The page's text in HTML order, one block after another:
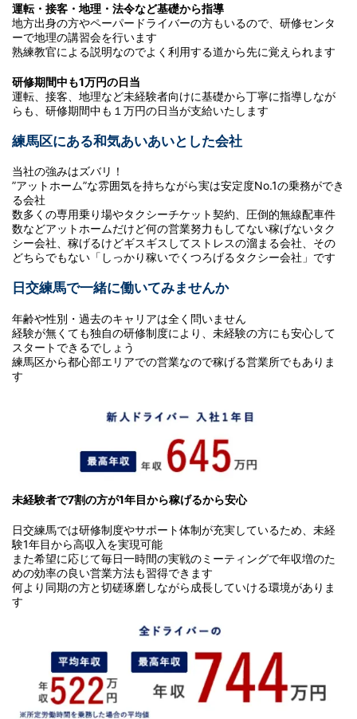
運転・接客・地理・法令など基礎から指導
地方出身の方やペーパードライバーの方もいるので、研修センタ
ーで地理の講習会を行います
熟練教官による説明なのでよく利用する道から先に覚えられます
研修期間中も1万円の日当
運転、接客、地理など未経験者向けに基礎から丁寧に指導しなが
らも、研修期間中も１万円の日当が支給いたします
練馬区にある和気あいあいとした会社
当社の強みはズバリ！
”アットホーム”な雰囲気を持ちながら実は安定度No.1の乗務ができ
る会社
数多くの専用乗り場やタクシーチケット契約、圧倒的無線配車件
数などアットホームだけど何の営業努力もしてない稼げないタク
シー会社、稼げるけどギスギスしてストレスの溜まる会社、その
どちらでもない「しっかり稼いでくつろげるタクシー会社」です
日交練馬で一緒に働いてみませんか
年齢や性別・過去のキャリアは全く問いません
経験が無くても独自の研修制度により、未経験の方にも安心して
スタートできるでしょう
練馬区から都心部エリアでの営業なので稼げる営業所でもありま
す
未経験者で7割の方が1年目から稼げるから安心
日交練馬では研修制度やサポート体制が充実しているため、未経
験1年目から高収入を実現可能
また希望に応じて毎日一時間の実戦のミーティングで年収増のた
めの効率の良い営業方法も習得できます
何より同期の方と切磋琢磨しながら成長していける環境がありま
す